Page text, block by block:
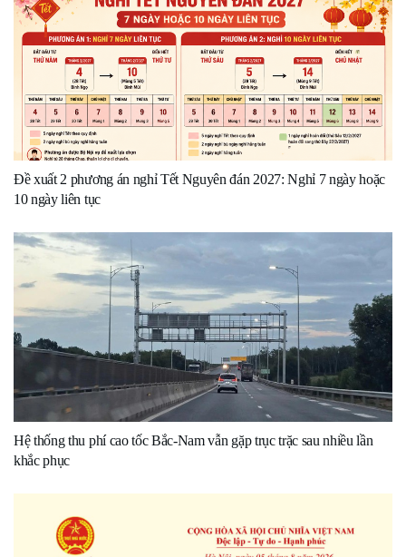
Đề xuất 2 phương án nghỉ Tết Nguyên đán 2027: Nghỉ 7 ngày hoặc
10 ngày liên tục
Hệ thống thu phí cao tốc Bắc-Nam vẫn gặp trục trặc sau nhiều lần
khắc phục